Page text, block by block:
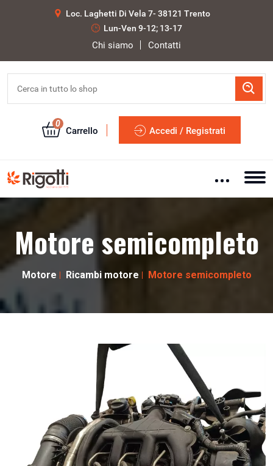
Loc. Laghetti Di Vela 7- 38121 Trento
Lun-Ven 9-12; 13-17
Chi siamo Contatti
0
Carrello Accedi / Registrati
Motore semicompleto
Motore Ricambi motore Motore semicompleto